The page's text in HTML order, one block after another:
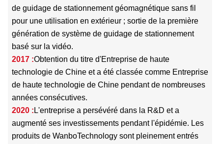
de guidage de stationnement géomagnétique sans fil
pour une utilisation en extérieur ; sortie de la première
génération de système de guidage de stationnement
basé sur la vidéo.
2017 :Obtention du titre d'Entreprise de haute
technologie de Chine et a été classée comme Entreprise
de haute technologie de Chine pendant de nombreuses
années consécutives.
2020 : L'entreprise a persévéré dans la R&D et a
augmenté ses investissements pendant l'épidémie. Les
produits de WanboTechnology sont pleinement entrés